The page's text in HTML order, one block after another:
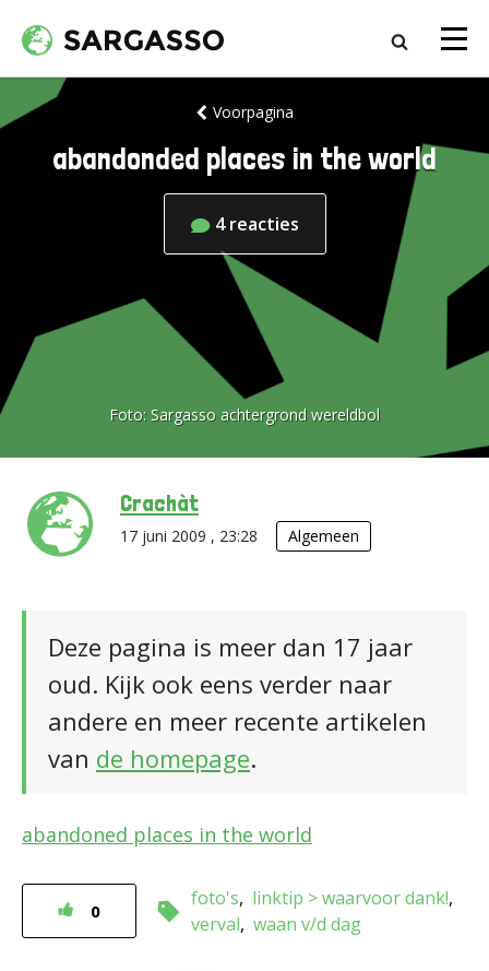
Voorpagina
abandonded places in the world
4 reacties
Foto: Sargasso achtergrond wereldbol
Crachàt
17 juni 2009 , 23:28 Algemeen
Deze pagina is meer dan 17 jaar
oud. Kijk ook eens verder naar
andere en meer recente artikelen
van de homepage.
abandoned places in the world
0
foto's
linktip > waarvoor dank!
verval waan v/d dag